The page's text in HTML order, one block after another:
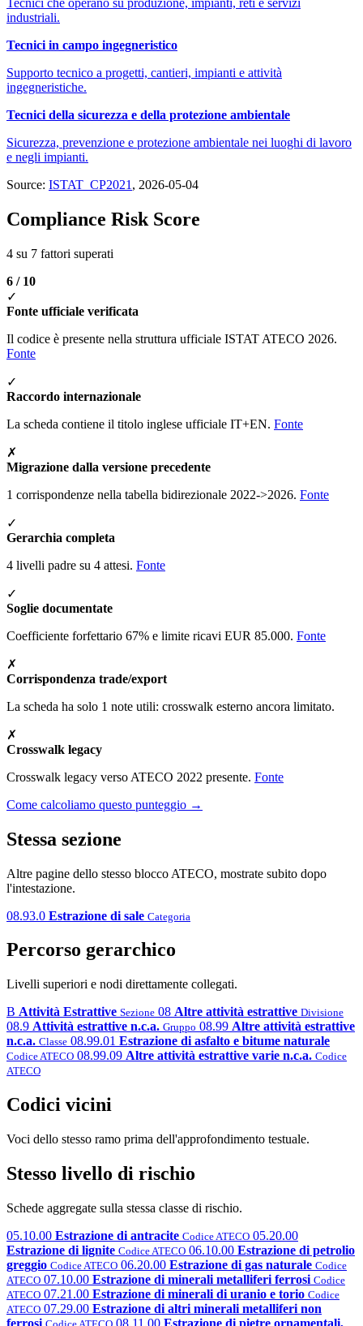
industriali.
Tecnici in campo ingegneristico
Supporto tecnico a progetti, cantieri, impianti e attività
ingegneristiche.
Tecnici della sicurezza e della protezione ambientale
Sicurezza, prevenzione e protezione ambientale nei luoghi di lavoro
e negli impianti.
Source: ISTAT_CP2021 , 2026-05-04
Compliance Risk Score
4 su 7 fattori superati
6 / 10
✓
Fonte ufficiale verificata
Il codice è presente nella struttura ufficiale ISTAT ATECO 2026.
Fonte
✓
Raccordo internazionale
La scheda contiene il titolo inglese ufficiale IT+EN. Fonte
✗
Migrazione dalla versione precedente
1 corrispondenze nella tabella bidirezionale 2022->2026. Fonte
✓
Gerarchia completa
4 livelli padre su 4 attesi. Fonte
✓
Soglie documentate
Coefficiente forfettario 67% e limite ricavi EUR 85.000. Fonte
✗
Corrispondenza trade/export
La scheda ha solo 1 note utili: crosswalk esterno ancora limitato.
✗
Crosswalk legacy
Crosswalk legacy verso ATECO 2022 presente. Fonte
Come calcoliamo questo punteggio →
Stessa sezione
Altre pagine dello stesso blocco ATECO, mostrate subito dopo
l'intestazione.
08.93.0 Estrazione di sale Categoria
Percorso gerarchico
Livelli superiori e nodi direttamente collegati.
B Attività Estrattive Sezione 08 Altre attività estrattive Divisione
08.9 Attività estrattive n.c.a. Gruppo 08.99 Altre attività estrattive
n.c.a. Classe 08.99.01 Estrazione di asfalto e bitume naturale
Codice ATECO 08.99.09 Altre attività estrattive varie n.c.a. Codice
ATECO
Codici vicini
Voci dello stesso ramo prima dell'approfondimento testuale.
Stesso livello di rischio
Schede aggregate sulla stessa classe di rischio.
05.10.00 Estrazione di antracite Codice ATECO 05.20.00
Estrazione di lignite Codice ATECO 06.10.00 Estrazione di petrolio
greggio Codice ATECO 06.20.00 Estrazione di gas naturale Codice
ATECO 07.10.00 Estrazione di minerali metalliferi ferrosi Codice
ATECO 07.21.00 Estrazione di minerali di uranio e torio Codice
ATECO 07.29.00 Estrazione di altri minerali metalliferi non
ferrosi
08.11.00 Estrazione di pietre ornamentali,